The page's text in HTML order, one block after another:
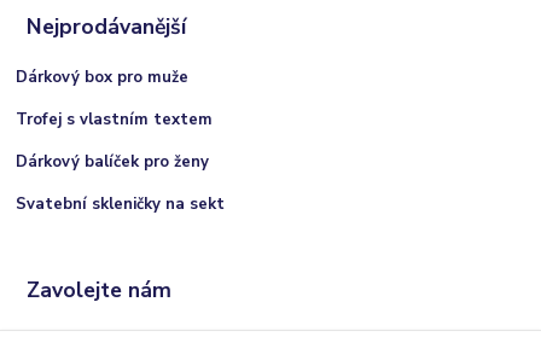
Nejprodávanější
Dárkový box pro muže
Trofej s vlastním textem
Dárkový balíček pro ženy
Svatební skleničky na sekt
Zavolejte nám